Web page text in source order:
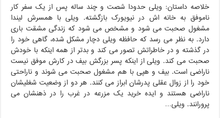
خلاصه داستان: ویلی حدودا شصت و چند ساله پس از یک سفر کار
ناموفق به خانه اش در نیویورک بازگشته. ویلی با همسرش لیندا
مشغول صحبت می شود و مشخص می شود که زندگی مشقت باری
دارد. به نظر می رسد که حافظه ویلی دچار مشکل شده، گاهی خود را
در گذشته و در خاطراتش تصور می کند و بدتر از همه اینکه با خودش
صحبت می کند. ویلی از اینکه پسر بزرگش بیف در کارش موفق نیست
ناراضی است. بیف و هپی با هم مشغول صحبت می شوند و ناراحتی
خود را از زوال عقلی پدرشان ابراز می کنند. هر دو از وضعیت شغلیشان
ناراضی هستند و ایده خرید یک مزرعه در غرب را در ذهنشان می
پرورانند. ویلی…